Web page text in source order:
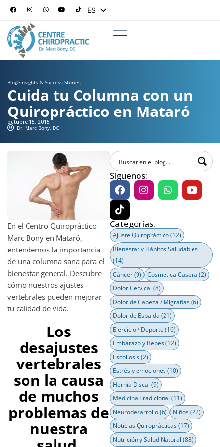
ES
Blog>Insights & Success Stories
Cuida tu Columna con un
Quiropráctico en Mataró
octubre 15, 2015
Dr. Marc Bony, DC
En el Centro Quiropráctico
Marc Bony en Mataró,
entendemos la importancia
de una columna sana para el
bienestar general. Descubre
cómo nuestros ajustes
vertebrales pueden mejorar
tu calidad de vida.
Los
desajustes
vertebrales
son la causa
de muchos
problemas de
nuestra
Síguenos:
Categorías:
Ajuste Quiropráctico(12)
Bienestar y Hábitos Saludables
(14)
Cáncer(9) Cosmética Casera (2)
Dolor Cervical (8)
Dolor de Cabeza / Migrañas(6)
Dolor de Espalda (21)
Ejercicio / Deporte (16)
Embarazo y Bebes(12)
Escoliosis(2)
Estrés y emociones(10)
Hernia Discal (9)
Medicina Tradicional (11)
Neurodesarrollo(6) Niños(22)
Noticias Quiroprácticas(17)
Nutrición y Salud Natural (88)